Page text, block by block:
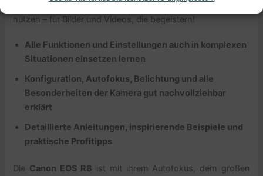
Lernen Sie, das gesamte Potenzial Ihrer Profikamera zu
nutzen – für Bilder und Videos, die begeistern!
Alle Funktionen und Einstellungen auch in komplexen
Situationen einsetzen lernen
Konfiguration, Autofokus, Belichtung und alle
Besonderheiten der Kamera gut nachvollziehbar
erklärt
Detaillierte Anleitungen, inspirierende Beispiele und
praktische Profitipps
Die Canon EOS R8 ist mit ihrem Autofokus, dem großen